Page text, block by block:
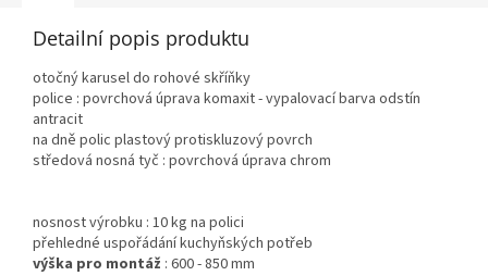
Detailní popis produktu
otočný karusel do rohové skříňky
police : povrchová úprava komaxit - vypalovací barva odstín
antracit
na dně polic plastový protiskluzový povrch
středová nosná tyč : povrchová úprava chrom
nosnost výrobku : 10 kg na polici
přehledné uspořádání kuchyňských potřeb
výška pro montáž : 600 - 850 mm